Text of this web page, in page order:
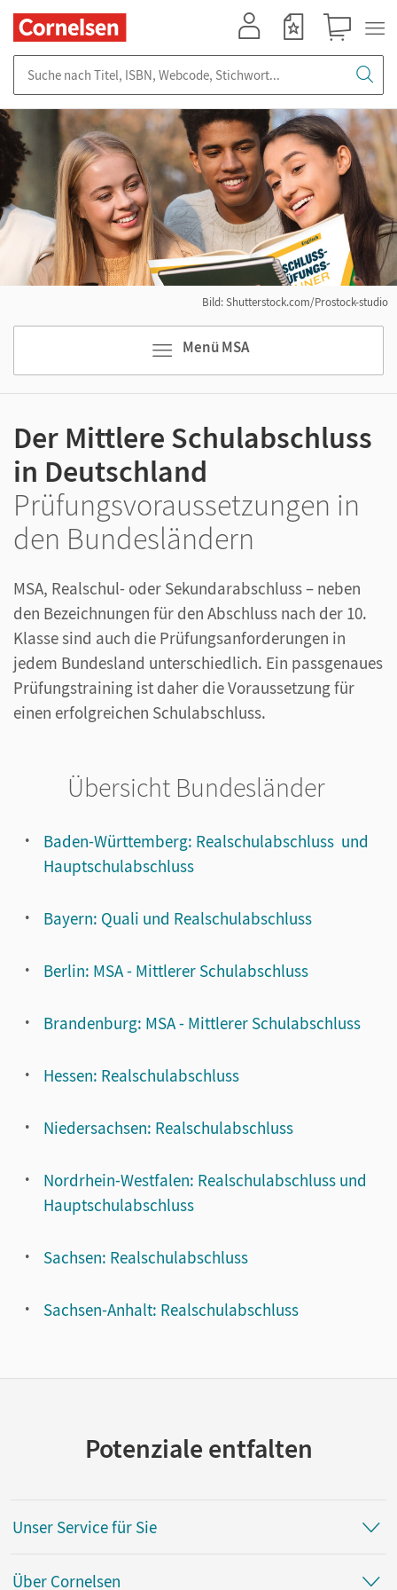
Menü MSA
Bild: Shutterstock.com/Prostock-studio
Der Mittlere Schulabschluss
in Deutschland
Prüfungsvoraussetzungen in
den Bundesländern
MSA, Realschul- oder Sekundarabschluss – neben
den Bezeichnungen für den Abschluss nach der 10.
Klasse sind auch die Prüfungsanforderungen in
jedem Bundesland unterschiedlich. Ein passgenaues
Prüfungstraining ist daher die Voraussetzung für
einen erfolgreichen Schulabschluss.
Übersicht Bundesländer
Baden-Württemberg: Realschulabschluss und
Hauptschulabschluss
Bayern: Quali und Realschulabschluss
Berlin: MSA - Mittlerer Schulabschluss
Brandenburg: MSA - Mittlerer Schulabschluss
Hessen: Realschulabschluss
Niedersachsen: Realschulabschluss
Nordrhein-Westfalen: Realschulabschluss und
Hauptschulabschluss
Sachsen: Realschulabschluss
Sachsen-Anhalt: Realschulabschluss
Potenziale entfalten
Unser Service für Sie
Über Cornelsen